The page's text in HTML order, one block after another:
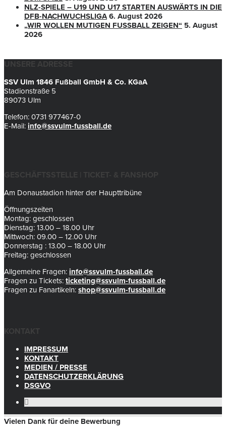
NLZ-SPIELE – U19 UND U17 STARTEN AUSWÄRTS IN DIE
DFB-NACHWUCHSLIGA 6. August 2026
„WIR WOLLEN MUTIGEN FUSSBALL ZEIGEN“
5. August
2026
UNSERE ADRESSE
SSV Ulm 1846 Fußball GmbH & Co. KGaA
Stadionstraße 5
89073 Ulm
Telefon: 0731 977467-0
E-Mail: info@ssvulm-fussball.de
GESCHÄFTSSTELLE | TICKET- & FANSHOP
Am Donaustadion hinter der Haupttribüne
Öffnungszeiten
Montag: geschlossen
Dienstag: 13.00 – 18.00 Uhr
Mittwoch: 09.00 – 12.00 Uhr
Donnerstag : 13.00 – 18.00 Uhr
Freitag: geschlossen
Allgemeine Fragen: info@ssvulm-fussball.de
Fragen zu Tickets: ticketing@ssvulm-fussball.de
Fragen zu Fanartikeln: shop@ssvulm-fussball.de
KONTAKT
IMPRESSUM
KONTAKT
MEDIEN / PRESSE
DATENSCHUTZERKLÄRUNG
DSGVO
Vielen Dank für deine Bewerbung